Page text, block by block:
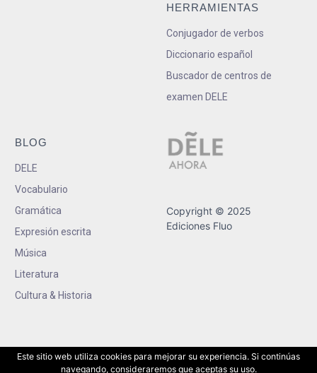
HERRAMIENTAS
Conjugador de verbos
Diccionario español
Buscador de centros de
examen DELE
BLOG
DELE
Vocabulario
Gramática
Expresión escrita
Música
Literatura
Cultura & Historia
Copyright © 2025
Ediciones Fluo
Este sitio web utiliza cookies para mejorar su experiencia. Si continúas
navegando, consideraremos que aceptas su uso.